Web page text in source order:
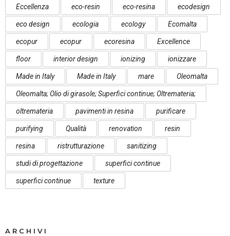
Eccellenza eco-resin eco-resina ecodesign
eco design ecologia ecology Ecomalta
ecopur ecopur ecoresina Excellence
floor interior design ionizing ionizzare
Made in Italy Made in Italy mare Oleomalta
Oleomalta; Olio di girasole; Superfici continue; Oltremateria;
oltremateria pavimenti in resina purificare
purifying Qualità renovation resin
resina ristrutturazione sanitizing
studi di progettazione superfici continue
superfici continue texture
ARCHIVI